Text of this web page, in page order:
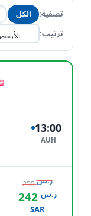
تصفية: الكل
ترتيب:
13:00
AUH
ر.س255
ر.س 242
SAR